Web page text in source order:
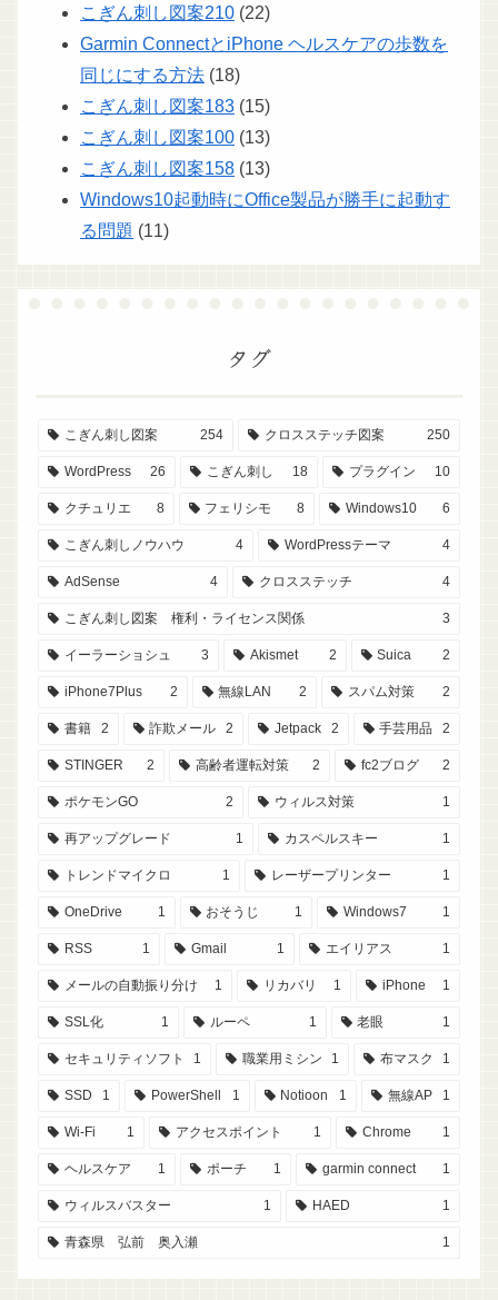
こぎん刺し図案210 (22)
Garmin ConnectとiPhone ヘルスケアの歩数を
同じにする方法 (18)
こぎん刺し図案183 (15)
こぎん刺し図案100 (13)
こぎん刺し図案158 (13)
Windows10起動時にOffice製品が勝手に起動す
る問題 (11)
タグ
こぎん刺し図案 254 クロスステッチ図案 250
WordPress 26 こぎん刺し 18 プラグイン 10
クチュリエ 8 フェリシモ 8 Windows10 6
こぎん刺しノウハウ 4 WordPressテーマ 4
AdSense 4 クロスステッチ 4
こぎん刺し図案 権利・ライセンス関係 3
イーラーショシュ 3 Akismet 2 Suica 2
iPhone7Plus 2 無線LAN 2 スパム対策 2
書籍 2 詐欺メール 2 Jetpack 2 手芸用品 2
STINGER 2 高齢者運転対策 2 fc2ブログ 2
ポケモンGO 2 ウィルス対策 1
再アップグレード 1 カスペルスキー 1
トレンドマイクロ 1 レーザープリンター 1
OneDrive 1 おそうじ 1 Windows7 1
RSS 1 Gmail 1 エイリアス 1
メールの自動振り分け 1 リカバリ 1 iPhone 1
SSL化 1 ルーペ 1 老眼 1
セキュリティソフト 1 職業用ミシン 1 布マスク 1
SSD 1 PowerShell 1 Notioon 1 無線AP 1
Wi-Fi 1 アクセスポイント 1 Chrome 1
ヘルスケア 1 ポーチ 1 garmin connect 1
ウィルスバスター 1 HAED 1
青森県 弘前 奥入瀬 1